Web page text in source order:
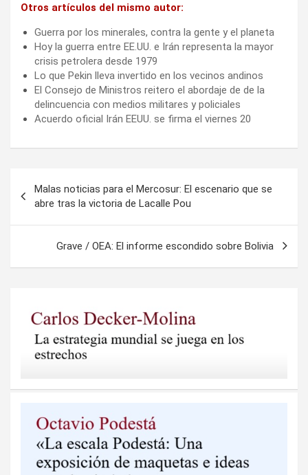
Otros artículos del mismo autor:
Guerra por los minerales, contra la gente y el planeta
Hoy la guerra entre EE.UU. e Irán representa la mayor
crisis petrolera desde 1979
Lo que Pekin lleva invertido en los vecinos andinos
El Consejo de Ministros reitero el abordaje de de la
delincuencia con medios militares y policiales
Acuerdo oficial Irán EEUU. se firma el viernes 20
de
entradas
Malas noticias para el Mercosur: El escenario que se
abre tras la victoria de Lacalle Pou
Grave / OEA: El informe escondido sobre Bolivia